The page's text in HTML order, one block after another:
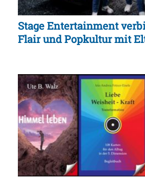
Stage Entertainment
Flair und Popkultur mit